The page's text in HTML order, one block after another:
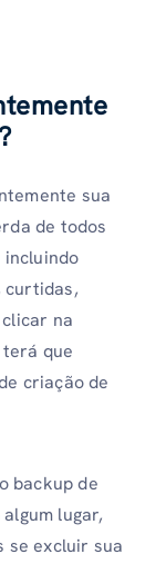
sua
de todos
incluindo
curtidas,
na
que
criação de
backup de
lugar,
se excluir sua